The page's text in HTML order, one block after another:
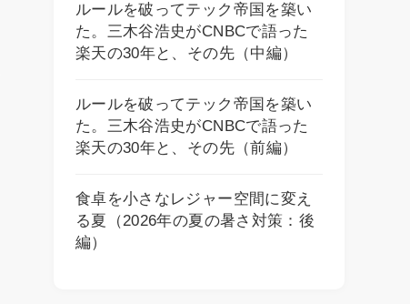
ルールを破ってテック帝国を築い
た。三木谷浩史がCNBCで語った
楽天の30年と、その先（中編）
ルールを破ってテック帝国を築い
た。三木谷浩史がCNBCで語った
楽天の30年と、その先（前編）
食卓を小さなレジャー空間に変え
る夏（2026年の夏の暑さ対策：後
編）